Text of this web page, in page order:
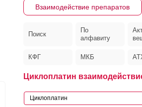
Взаимодействие препаратов
Поиск
По
алфавиту
КФГ МКБ
Циклоплатин